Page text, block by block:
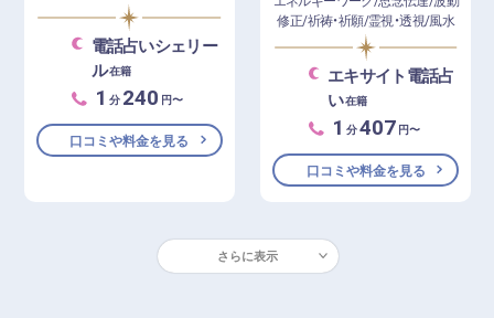
電話占いシェリー
ル在籍
1 分 240 円〜
口コミや料金を見る
修正/祈祷・祈願/霊視・透視/風水
エキサイト電話占
い在籍
1 分407 円〜
口コミや料金を見る
さらに表示